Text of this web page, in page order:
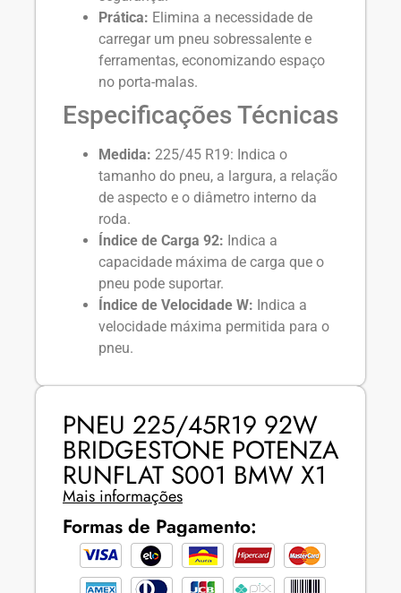
Prática: Elimina a necessidade de
carregar um pneu sobressalente e
ferramentas, economizando espaço
no porta-malas.
Especificações Técnicas
Medida: 225/45 R19: Indica o
tamanho do pneu, a largura, a relação
de aspecto e o diâmetro interno da
roda.
Índice de Carga 92: Indica a
capacidade máxima de carga que o
pneu pode suportar.
Índice de Velocidade W: Indica a
velocidade máxima permitida para o
pneu.
PNEU 225/45R19 92W
BRIDGESTONE POTENZA
RUNFLAT S001 BMW X1
Mais informações
Formas de Pagamento: